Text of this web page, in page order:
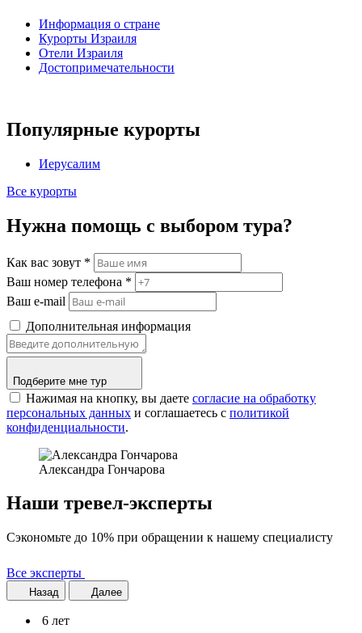
Информация о стране
Курорты Израиля
Отели Израиля
Достопримечательности
Популярные курорты
Иерусалим
Все курорты
Нужна помощь с выбором тура?
Как вас зовут *
Ваш номер телефона *
Ваш e-mail
Дополнительная информация
Подберите мне тур
Нажимая на кнопку, вы даете согласие на обработку
персональных данных и соглашаетесь c политикой
конфиденциальности.
Александра Гончарова
Наши тревел-эксперты
Сэкономьте до 10% при обращении к нашему специалисту
Все эксперты
Назад Далее
6 лет